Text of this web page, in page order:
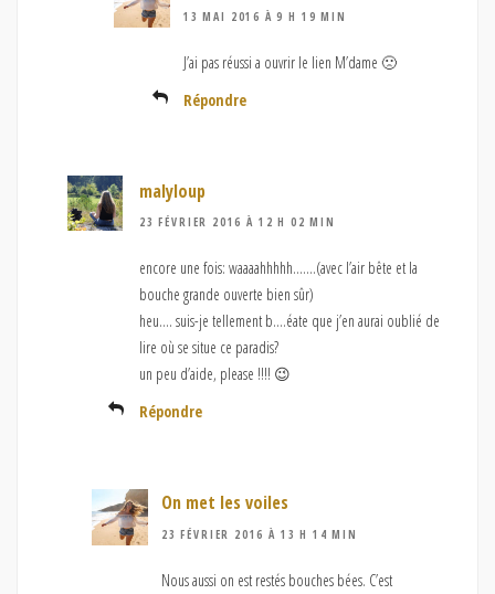
13 MAI 2016 À 9 H 19 MIN
J’ai pas réussi a ouvrir le lien M’dame 🙁
Répondre
malyloup
23 FÉVRIER 2016 À 12 H 02 MIN
encore une fois: waaaahhhhh…….(avec l’air bête et la
bouche grande ouverte bien sûr)
heu…. suis-je tellement b….éate que j’en aurai oublié de
lire où se situe ce paradis?
un peu d’aide, please !!!! 😉
Répondre
On met les voiles
23 FÉVRIER 2016 À 13 H 14 MIN
Nous aussi on est restés bouches bées. C’est